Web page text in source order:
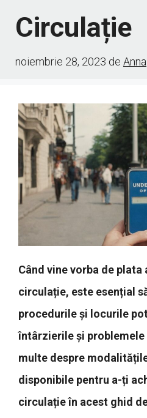
Circulație
noiembrie 28, 2023 de Anna
Când vine vorba de
circulație, este esențial
procedurile și locurile
întârzierile și problemele
multe despre
disponibile pentru a-ți
circulație în acest ghid